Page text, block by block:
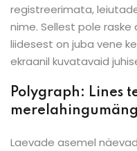
registreerimata,
nime. Sellest pole
liidesest on juba vene
ekraanil kuvatavaid
Polygraph: Lines
Laevade asemel